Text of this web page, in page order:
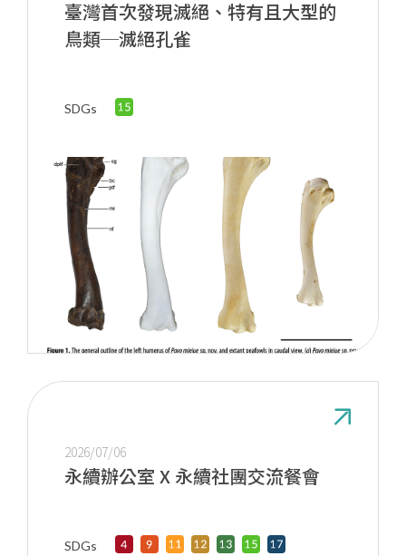
臺灣首次發現滅絕、特有且大型的
鳥類─滅絕孔雀
SDGs
2026/07/06
永續辦公室 X 永續社團交流餐會
SDGs